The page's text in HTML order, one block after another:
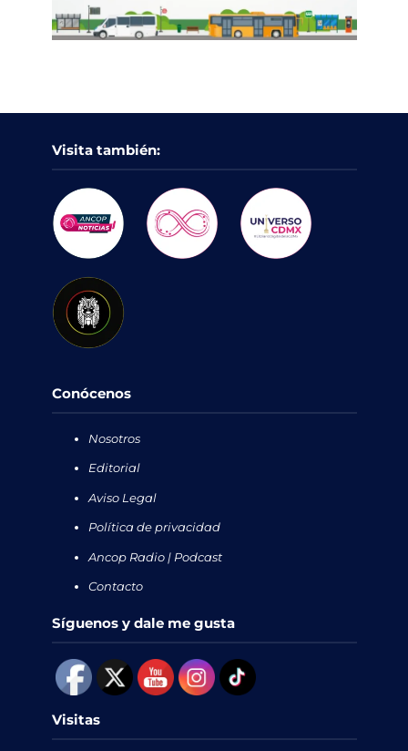
Visita también:
Conócenos
Nosotros
Editorial
Aviso Legal
Política de privacidad
Ancop Radio | Podcast
Contacto
Síguenos y dale me gusta
Visitas